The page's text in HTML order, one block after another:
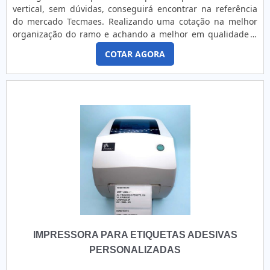
Informações de preços a varejo; Informações sobre lote e
validade. O MELHOR ROLO DE ETIQUETAS ADESIVAS
PERSONALIZADASCom mais de 15 anos de experiência
atendendo níveis de exigência altíssimos em todo estado de
São Paulo, a Etiquetas Camp Label é uma das principais
fornecedoras de rolos de etiquetas personalizadas para
orçamento, por e-mail ou telefone, e saiba mais
vertical, sem dúvidas, conseguirá encontrar na referência
do mercado Tecmaes. Realizando uma cotação na melhor
organização do ramo e achando a melhor em qualidade e
custo benefício.Quando o tema é máquina embaladora
vertical, com a Tecmaes o cliente poderá encontrar proteção
com comprometimento com o resultado dos clientes.MAIS
SOBRE MÁQUINA EMBALADORA VERTICALA Tecmaes
atividades e biblioteca técnica de apoio, tudo para garantir
máquina embaladora vertical com excelente custo-
benefício.Há muitas maneiras eficientes de uma empresa
demonstrar competência, excelência e destaque em sua
área de atuação. A Tecmaes se mostra referência por ter:
Melhores soluções em aplicadores de etiquetas;
Transparência em valor da ética; Melhoria contínua através
de novas tecnologias; Equipamentos automatizados;
atividades.Ainda focando na qualidade em máquina
embaladora vertical, deve-se ter a exatidão em orçar com
COTAR AGORA
IMPRESSORA PARA ETIQUETAS ADESIVAS
PERSONALIZADAS